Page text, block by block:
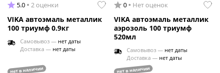
5.0 2 оценки
VIKA автоэмаль металлик
100 триумф 0.9кг
Самовывоз — нет даты
Доставка — нет даты
нет в наличии
0 Нет оценок
VIKA автоэмаль металлик
аэрозоль 100 триумф
520мл
Самовывоз — нет даты
Доставка — нет даты
нет в наличии